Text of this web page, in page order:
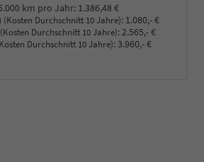
km pro Jahr: 1.386,48 €
(Kosten Durchschnitt 10 Jahre): 1.080,- €
(Kosten Durchschnitt 10 Jahre): 2.565,- €
Durchschnitt 10 Jahre):3.960,- €